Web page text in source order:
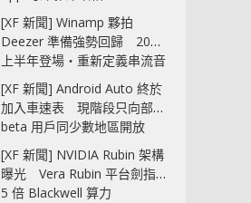
[XF 新聞] Winamp 夥拍
Deezer 準備強勢回歸 2027
上半年登場‧重新定義串流音
樂播放器
[XF 新聞] Android Auto 終於
加入車速表 現階段只向部分
beta 用戶同少數地區開放
[XF 新聞] NVIDIA Rubin 架構
曝光 Vera Rubin 平台劍指
5 倍 Blackwell 算力